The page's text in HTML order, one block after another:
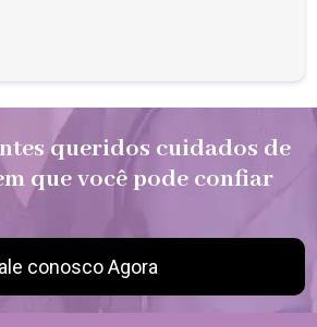
queridos cuidados de
que você pode confiar
conosco Agora